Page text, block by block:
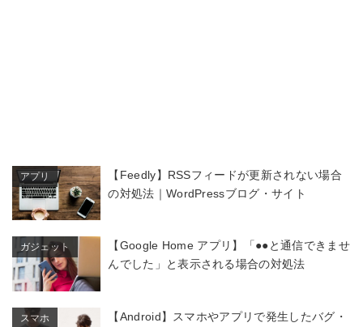
アプリ
【Feedly】RSSフィードが更新されない場合
の対処法｜WordPressブログ・サイト
ガジェット
【Google Home アプリ】「●●と通信できませ
んでした」と表示される場合の対処法
スマホ
【Android】スマホやアプリで発生したバグ・